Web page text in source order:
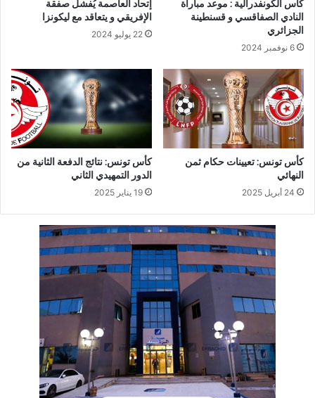
كأس الكونفدرالية : موعد مباراة
النادي الصفاقسي و قسنطينة
الجزائري
6 نوفمبر 2024
إتحاد العاصمة يُفشل صفقة
الإفريقي و يتعاقد مع ليكونزا
22 يوليو 2024
كأس تونس: تعيينات حكام ثمن
النهائي
24 أبريل 2025
كأس تونس: نتائج الدفعة الثانية من
الدور التمهيدي الثاني
19 يناير 2025